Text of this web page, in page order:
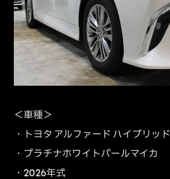
＜車種＞
・トヨタ アルファード ハイブリッド
・プラチナホワイトパールマイカ
・2026年式